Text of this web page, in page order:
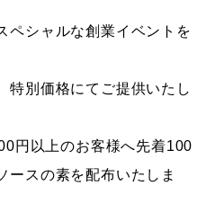
ペシャルな創業イベントを
特別価格にてご提供いたし
円以上のお客様へ先着100
ースの素を配布いたしま